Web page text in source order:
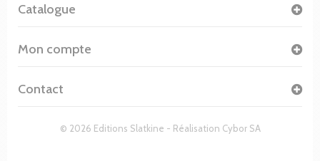
© 2026 Editions Slatkine - Réalisation Cybor SA
Catalogue
Mon compte
Contact